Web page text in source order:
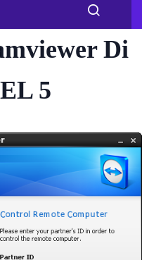
Di
5